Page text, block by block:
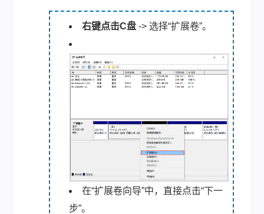
右键点击C盘 -> 选择“扩展卷”。
在“扩展卷向导”中，直接点击“下一
步”。